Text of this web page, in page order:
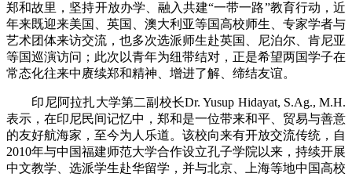
郑和故里，坚持开放办学、融入共建“一带一路”教育行动，近
年来既迎来美国、英国、澳大利亚等国高校师生、专家学者与
艺术团体来访交流，也多次选派师生赴英国、尼泊尔、肯尼亚
等国巡演访问；此次以青年为纽带结对，正是希望两国学子在
常态化往来中赓续郑和精神、增进了解、缔结友谊。
印尼阿拉扎大学第二副校长Dr. Yusup Hidayat, S.Ag., M.H.
表示，在印尼民间记忆中，郑和是一位带来和平、贸易与善意
的友好航海家，至今为人乐道。该校向来有开放交流传统，自
2010年与中国福建师范大学合作设立孔子学院以来，持续开展
中文教学、选派学生赴华留学，并与北京、上海等地中国高校